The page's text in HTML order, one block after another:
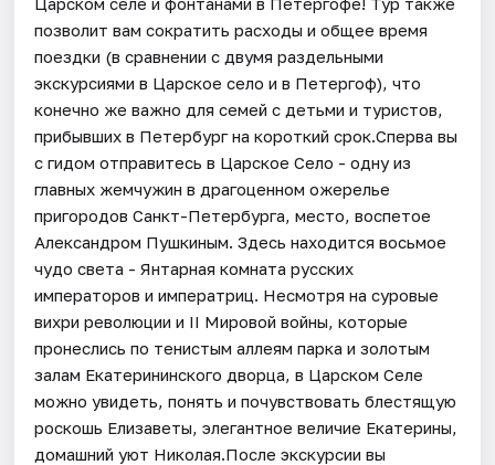
позволит вам сократить расходы и общее время
поездки (в сравнении с двумя раздельными
экскурсиями в Царское село и в Петергоф), что
конечно же важно для семей с детьми и туристов,
прибывших в Петербург на короткий срок.Сперва вы
с гидом отправитесь в Царское Село - одну из
главных жемчужин в драгоценном ожерелье
пригородов Санкт-Петербурга, место, воспетое
Александром Пушкиным. Здесь находится восьмое
чудо света - Янтарная комната русских
императоров и императриц. Несмотря на суровые
вихри революции и II Мировой войны, которые
пронеслись по тенистым аллеям парка и золотым
залам Екатерининского дворца, в Царском Селе
можно увидеть, понять и почувствовать блестящую
роскошь Елизаветы, элегантное величие Екатерины,
домашний уют Николая.После экскурсии вы